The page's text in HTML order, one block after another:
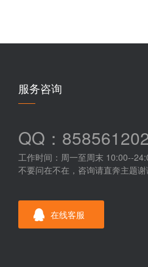
服务咨询
QQ：
工作时间：周一至周末 10:00--
不要问在不在，咨询请直奔主题谢
在线客服